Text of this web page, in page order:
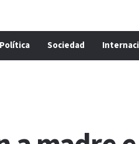
Política Sociedad